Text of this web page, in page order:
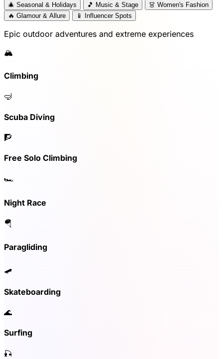
🎄 Seasonal & Holidays 🎵 Music & Stage 👗 Women's Fashion
🔥 Glamour & Allure 📱 Influencer Spots
Epic outdoor adventures and extreme experiences
🏔️
Climbing
🤿
Scuba Diving
🧗
Free Solo Climbing
🏎️
Night Race
🪂
Paragliding
🛹
Skateboarding
🌊
Surfing
🎣